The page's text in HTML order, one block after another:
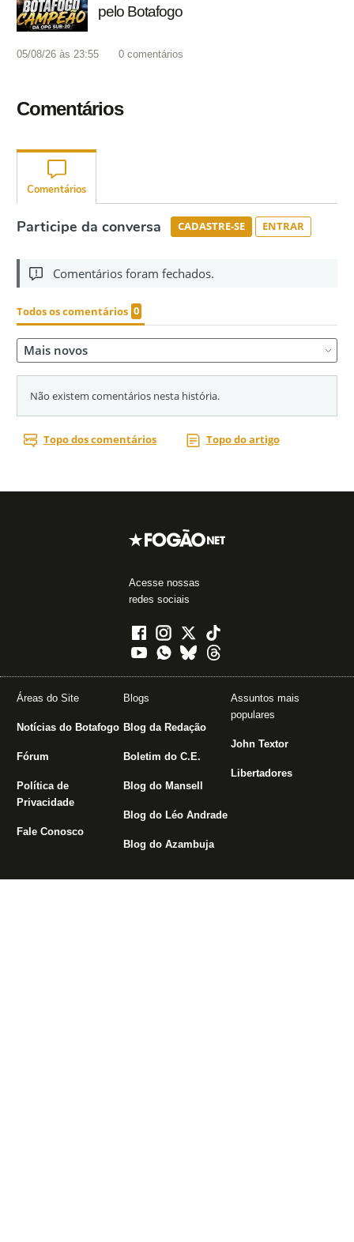
pelo Botafogo
05/08/26 às 23:55 0 comentários
Comentários
Acesse nossas
redes sociais
Áreas do Site
Notícias do Botafogo
Fórum
Política de
Privacidade
Fale Conosco
Blogs
Blog da Redação
Boletim do C.E.
Blog do Mansell
Blog do Léo Andrade
Blog do Azambuja
Assuntos mais
populares
John Textor
Libertadores